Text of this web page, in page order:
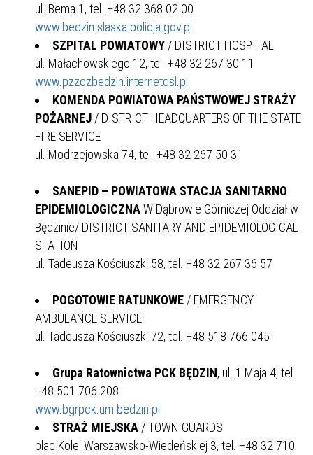
ul. Bema 1, tel. +48 32 368 02 00
www.bedzin.slaska.policja.gov.pl
SZPITAL POWIATOWY / DISTRICT HOSPITAL
ul. Małachowskiego 12, tel. +48 32 267 30 11
www.pzzozbedzin.internetdsl.pl
KOMENDA POWIATOWA PAŃSTWOWEJ STRAŻY
POŻARNEJ / DISTRICT HEADQUARTERS OF THE STATE
FIRE SERVICE
ul. Modrzejowska 74, tel. +48 32 267 50 31
SANEPID – POWIATOWA STACJA SANITARNO
EPIDEMIOLOGICZNAW Dąbrowie Górniczej Oddział w
Będzinie/ DISTRICT SANITARY AND EPIDEMIOLOGICAL
STATION
ul. Tadeusza Kościuszki 58, tel. +48 32 267 36 57
POGOTOWIE RATUNKOWE / EMERGENCY
AMBULANCE SERVICE
ul. Tadeusza Kościuszki 72, tel. +48 518 766 045
Grupa Ratownictwa PCK BĘDZIN, ul. 1 Maja 4, tel.
+48 501 706 208
www.bgrpck.um.bedzin.pl
STRAŻ MIEJSKA / TOWN GUARDS
plac Kolei Warszawsko-Wiedeńskiej 3, tel. +48 32 710